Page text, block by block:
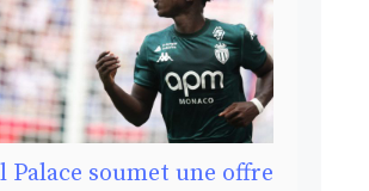
Palace soumet une offre